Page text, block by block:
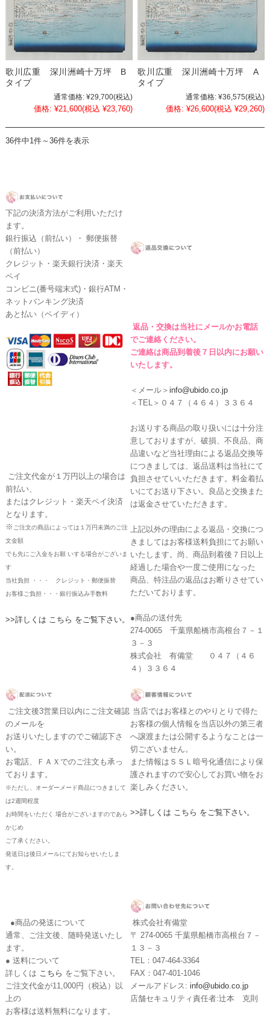
歌川広重 深川洲崎十万坪 B
タイプ
通常価格: ¥29,700(税込)
価格: ¥21,600(税込 ¥23,760)
歌川広重 深川洲崎十万坪 A
タイプ
通常価格: ¥36,575(税込)
価格: ¥26,600(税込 ¥29,260)
36件中1件～36件を表示
下記の決済方法がご利用いただけ
ます。
銀行振込（前払い）・ 郵便振替
（前払い）
クレジット・楽天銀行決済・楽天
ペイ
コンビニ(番号端末式)・銀行ATM・
ネットバンキング決済
あと払い（ペイディ）
返品・交換は当社にメールかお電話
でご連絡ください。
ご連絡は商品到着後７日以内にお願い
いたします。
＜メール＞ info@ubido.co.jp
＜TEL＞０４７（４６４）３３６４
ご注文代金が１万円以上の場合は
前払い、
またはクレジット・楽天ペイ決済
となります。
※ ご注文の商品によっては１万円未満のご注
文金額
でも先にご入金をお願 いする場合がございま
す
当社負担 ・・・ クレジット・郵便振替
お客様ご負担・・・銀行振込み手数料
>>詳しくは こちら をご覧下さい。
お送りする商品の取り扱いには十分注
意しておりますが、破損、不良品、商
品違いなど当社理由による返品交換等
につきましては、返品送料は当社にて
負担させていいただきます。料金着払
いにてお送り下さい。良品と交換また
は返金させていただきます。
上記以外の理由による返品・交換につ
きましてはお客様送料負担にてお願い
いたします。尚、商品到着後７日以上
経過した場合や一度ご使用になった
商品、特注品の返品はお断りさせてい
ただいております。
●商品の送付先
274-0065 千葉県船橋市高根台７－１
３－３
株式会社 有備堂 ０４７（４６
４）３３６４
ご注文後3営業日以内にご注文確認
のメールを
お送りいたしますのでご確認下さ
い。
お電話、ＦＡＸでのご注文も承っ
ております。
※ただし、オーダーメード商品につきまして
は2週間程度
お時間をいただく 場合がございますのであら
かじめ
ご了承ください。
発送日は後日メールにてお知らせいたしま
す。
当店ではお客様とのやりとりで得た
お客様の個人情報を当店以外の第三者
へ譲渡または公開するようなことは一
切ございません。
また情報はＳＳＬ暗号化通信により保
護されますので安心してお買い物をお
楽しみください。
>>詳しくは こちら をご覧下さい。
●商品の発送について
通常、ご注文後、随時発送いたし
ます。
● 送料について
詳しくは こちら をご覧下さい。
ご注文代金が11,000円（税込）以
上の
お客様は送料無料になります。
株式会社有備堂
〒 274-0065 千葉県船橋市高根台７－
１３－３
TEL：047-464-3364
FAX：047-401-1046
メールアドレス: info@ubido.co.jp
店舗セキュリティ責任者:辻本 克則